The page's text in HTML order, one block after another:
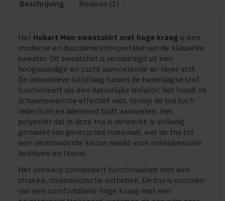
Beschrijving Reviews (1)
Het Hobart Men sweatshirt met hoge kraag is een
moderne en duurzame interpretatie van de klassieke
sweater. Dit sweatshirt is vervaardigd uit een
hoogwaardige en zacht aanvoelende air-layer stof.
De innovatieve luchtlaag tussen de tweelaagse stof
functioneert als een natuurlijke isolator: het houdt de
lichaamswarmte effectief vast, terwijl de trui toch
vederlicht en ademend blijft aanvoelen. Het
polyester dat in deze trui is verwerkt, is volledig
gemaakt van gerecycled materiaal, wat de trui tot
een verantwoorde keuze maakt voor milieubewuste
bedrijven en teams.
Het ontwerp combineert functionaliteit met een
strakke, minimalistische esthetiek. De trui is voorzien
van een comfortabele hoge kraag met een